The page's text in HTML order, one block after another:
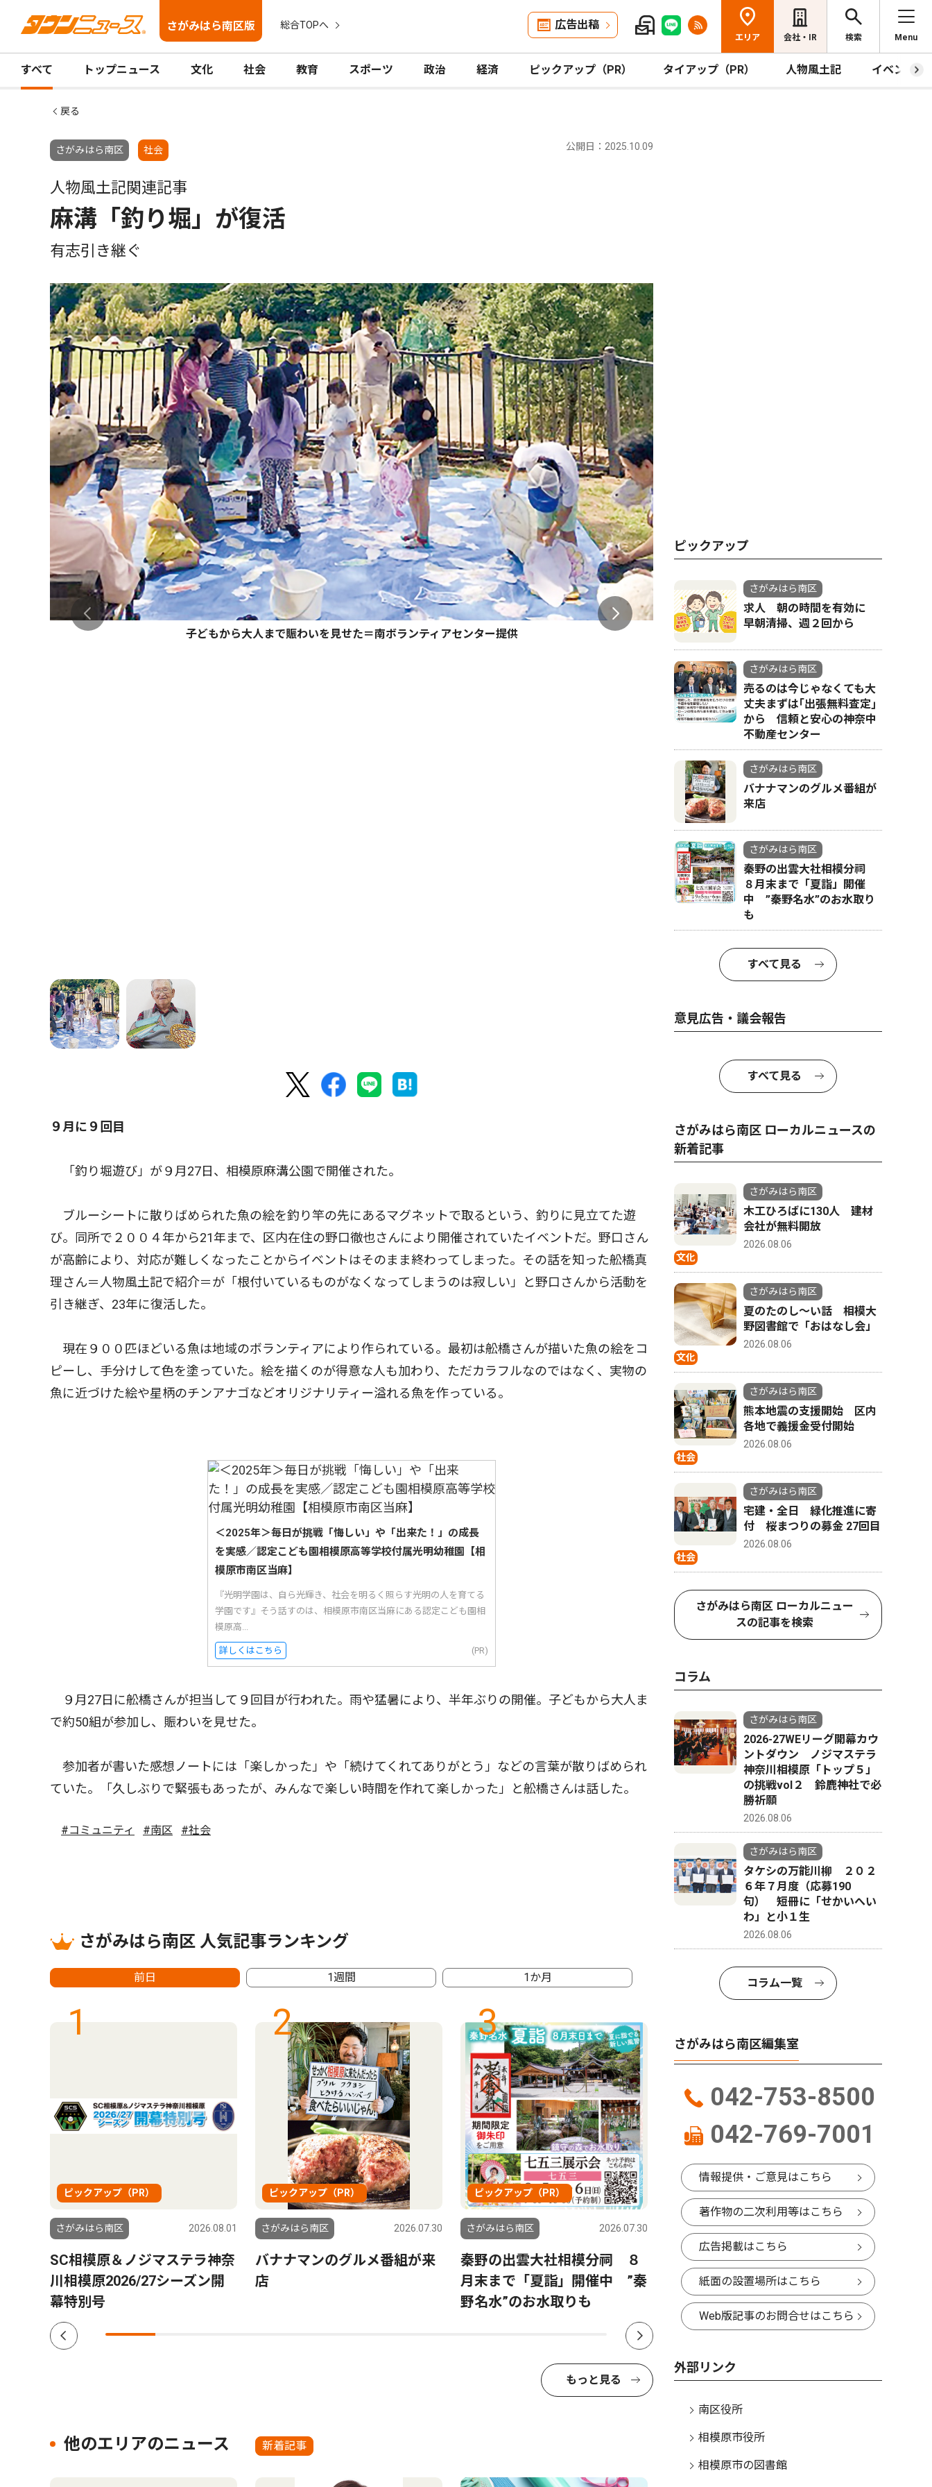
さがみはら南区版 総合TOPへ 広告出稿
エリア 会社・IR 検索 Menu
すべて トップニュース 文化 社会 教育 スポーツ 政治 経済 ピックアップ（PR） タイアップ（PR） 人物風土記 イベント
戻る
さがみはら南区 社会 公開日：2025.10.09
人物風土記関連記事
麻溝「釣り堀」が復活
有志引き継ぐ
子どもから大人まで賑わいを見せた＝南ボランティアセンター提供
「釣り堀おじさん」と親し
９月に９回目
「釣り堀遊び」が９月27日、相模原麻溝公園で開催された。
ブルーシートに散りばめられた魚の絵を釣り竿の先にあるマグネットで取るという、釣りに見立てた遊
び。同所で２００４年から21年まで、区内在住の野口徹也さんにより開催されていたイベントだ。野口さん
が高齢により、対応が難しくなったことからイベントはそのまま終わってしまった。その話を知った舩橋真
理さん＝人物風土記で紹介＝が「根付いているものがなくなってしまうのは寂しい」と野口さんから活動を
引き継ぎ、23年に復活した。
現在９００匹ほどいる魚は地域のボランティアにより作られている。最初は舩橋さんが描いた魚の絵をコ
ピーし、手分けして色を塗っていた。絵を描くのが得意な人も加わり、ただカラフルなのではなく、実物の
魚に近づけた絵や星柄のチンアナゴなどオリジナリティー溢れる魚を作っている。
＜2025年＞毎日が挑戦「悔しい」や「出来た！」の成長
を実感／認定こども園相模原高等学校付属光明幼稚園【相
模原市南区当麻】
『光明学園は、自ら光輝き、社会を明るく照らす光明の人を育てる
学園です』そう話すのは、相模原市南区当麻にある認定こども園相
模原高...
詳しくはこちら (PR)
９月27日に舩橋さんが担当して９回目が行われた。雨や猛暑により、半年ぶりの開催。子どもから大人ま
で約50組が参加し、賑わいを見せた。
参加者が書いた感想ノートには「楽しかった」や「続けてくれてありがとう」などの言葉が散りばめられ
ていた。「久しぶりで緊張もあったが、みんなで楽しい時間を作れて楽しかった」と舩橋さんは話した。
#コミュニティ #南区 #社会
さがみはら南区 人気記事ランキング
前日 1週間 1か月
1
ピックアップ（PR）
さがみはら南区 2026.08.01
SC相模原＆ノジマステラ神奈
川相模原2026/27シーズン開
幕特別号
2
ピックアップ（PR）
さがみはら南区 2026.07.30
バナナマンのグルメ番組が来
店
3
ピックアップ（PR）
さがみはら南区 2026.07.30
秦野の出雲大社相模分祠 ８
月末まで「夏詣」開催中 ”秦
野名水”のお水取りも
スポーツ トップニュース
さがみはら南区 2026.07.30
少年軟式野球相陽クラブ 練
習の取り組みが本に 野球指
南書、監修・撮影で協力
市議会
可決 ２
もっと見る
他のエリアのニュース 新着記事
ピックアップ
さがみはら南区
求人 朝の時間を有効に
早朝清掃、週２回から
さがみはら南区
売るのは今じゃなくても大
丈夫まずは｢出張無料査定｣
から 信頼と安心の神奈中
不動産センター
さがみはら南区
バナナマンのグルメ番組が
来店
さがみはら南区
秦野の出雲大社相模分祠
８月末まで「夏詣」開催
中 ”秦野名水”のお水取り
も
すべて見る
意見広告・議会報告
すべて見る
さがみはら南区 ローカルニュースの
新着記事
文化
さがみはら南区
木工ひろばに130人 建材
会社が無料開放
2026.08.06
文化
さがみはら南区
夏のたのし〜い話 相模大
野図書館で「おはなし会」
2026.08.06
社会
さがみはら南区
熊本地震の支援開始 区内
各地で義援金受付開始
2026.08.06
社会
さがみはら南区
宅建・全日 緑化推進に寄
付 桜まつりの募金 27回目
2026.08.06
さがみはら南区 ローカルニュー
スの記事を検索
コラム
さがみはら南区
2026-27WEリーグ開幕カウ
ントダウン ノジマステラ
神奈川相模原「トップ５」
の挑戦vol２ 鈴鹿神社で必
勝祈願
2026.08.06
さがみはら南区
タケシの万能川柳 ２０２
６年７月度（応募190
句） 短冊に「せかいへい
わ」と小１生
2026.08.06
コラム一覧
さがみはら南区編集室
042-753-8500
042-769-7001
情報提供・ご意見はこちら
著作物の二次利用等はこちら
広告掲載はこちら
紙面の設置場所はこちら
Web版記事のお問合せはこちら
外部リンク
南区役所
相模原市役所
相模原市の図書館